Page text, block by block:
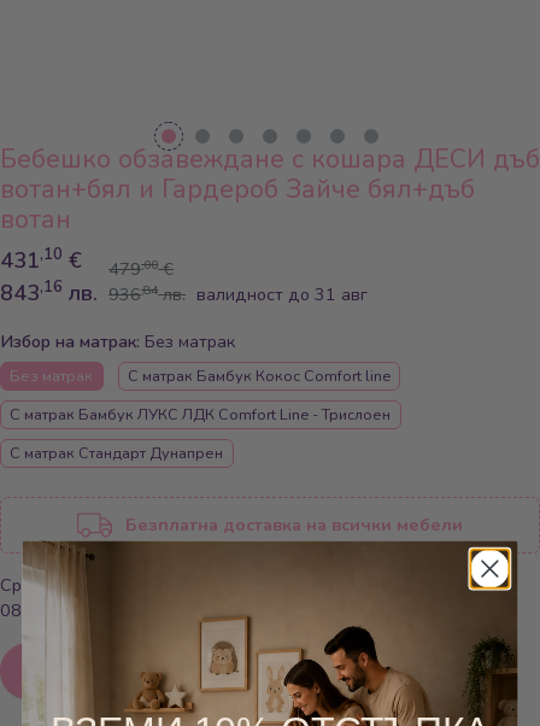
Бебешко обзавеждане с кошара ДЕСИ дъб
вотан+бял и Гардероб Зайче бял+дъб
вотан
431,10 €
843,16 лв.
479,00 €
936,84 лв. валидност до 31 авг
Избор на матрак: Без матрак
Без матрак
С матрак Бамбук Кокос Comfort line
С матрак Бамбук ЛУКС ЛДК Comfort Line - Трислоен
С матрак Стандарт Дунапрен
Безплатна доставка на всички мебели
Срок за доставка: Ще бъде при Вас между 01.09.26г. и
08.09.26г.
Добави в количката Добави в любими